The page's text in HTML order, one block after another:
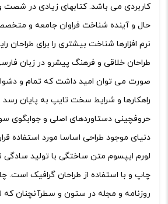
کاربردی می باشد. کتابهای زیادی در
حال و آینده شناخت فراوان جامعه و
نرم افزارها شناخت بیشتری را برای طراحان
طراحان خلاقی و فرهنگ پیشرو در زبان
صورت می توان امید داشت که تمام و
راهکارها و شرایط سخت تایپ به پایان رسد
حروفچینی دستاوردهای اصلی و جوابگوی
دنیای موجود طراحی اساسا مورد استفاده
لورم ایپسوم متن ساختگی با تولید سادگی
چاپ و با استفاده از طراحان گرافیک است.
روزنامه و مجله در ستون و سطرآنچنان که